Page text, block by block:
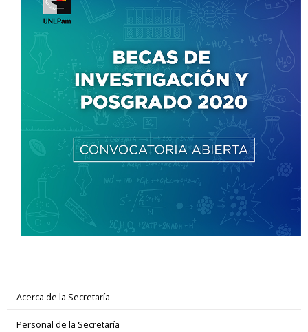
Acerca de la Secretaría
Personal de la Secretaría